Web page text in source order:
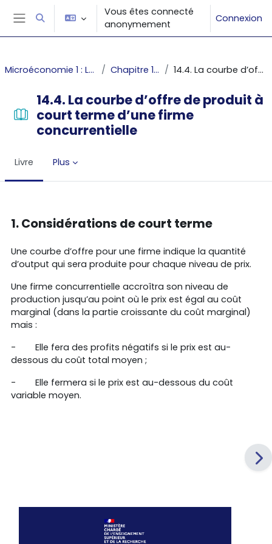
Passer au contenu principal
Panneau latéral
Activer/désactiver la saisie de recherche
Vous êtes connecté
anonymement
Connexion
Microéconomie 1 : Les décisions du producteur et du consommateur Chapitre 14 : La courbe d'offre individuelle 14.4. La courbe d’offre de produit à court terme d’une firme concurrentielle
14.4. La courbe d’offre de produit à
court terme d’une firme
concurrentielle
Livre Plus
1. Considérations de court terme
Une courbe d’offre pour une firme indique la quantité
d’output qui sera produite pour chaque niveau de prix.
Une firme concurrentielle accroîtra son niveau de
production jusqu’au point où le prix est égal au coût
marginal (dans la partie croissante du coût marginal)
mais :
- Elle fera des profits négatifs si le prix est au-
dessous du coût total moyen ;
- Elle fermera si le prix est au-dessous du coût
variable moyen.